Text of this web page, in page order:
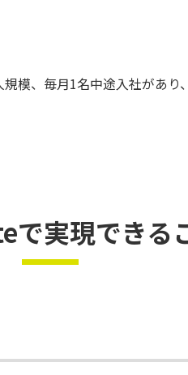
模、毎月1名中途入社があり
で実現できる